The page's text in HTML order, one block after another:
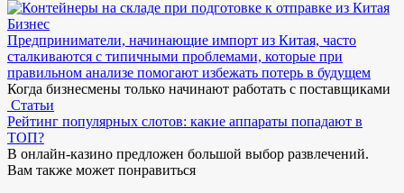
Бизнес
Предприниматели, начинающие импорт из Китая, часто
сталкиваются с типичными проблемами, которые при
правильном анализе помогают избежать потерь в будущем
Когда бизнесмены только начинают работать с поставщиками
Статьи
Рейтинг популярных слотов: какие аппараты попадают в
ТОП?
В онлайн-казино предложен большой выбор развлечений.
Вам также может понравиться